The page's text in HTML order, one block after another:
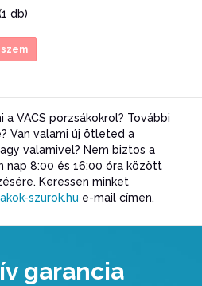
db)
VACS porzsákokrol? További
Van valami új ötleted a
valamivel? Nem biztos a
nap 8:00 és 16:00 óra között
Keressen minket
szurok.hu e-mail címen.
garancia